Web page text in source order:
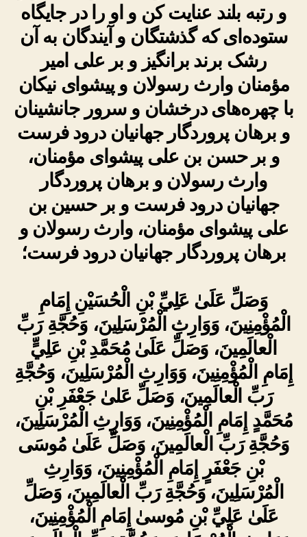
و رتبه بلند عنایت کن و او را در جایگاه
ستوده‌ای که گذشتگان و آیندگان به آن
رشک برند برانگیز و بر علی امیر
مؤمنان وارث رسولان و پیشوای نیکان
با چهره‌های درخشان و سرور جانشینان
و برهان پروردگار جهانیان درود فرست
و بر حسن بن علی پیشوای مؤمنان،
وارث رسولان و برهان پروردگار
جهانیان درود فرست و بر حسین بن
علی پیشوای مؤمنان، وارث رسولان و
برهان پروردگار جهانیان درود فرست؛
وَصَلِّ عَلَىٰ عَلِيِّ بْنِ الْحُسَيْنِ إِمَامِ
الْمُؤْمِنِينَ، وَوَارِثِ الْمُرْسَلِينَ، وَحُجَّةِ رَبِّ
الْعالَمِينَ، وَصَلِّ عَلَىٰ مُحَمَّدِ بْنِ عَلِيٍّ
إِمَامِ الْمُؤْمِنِينَ، وَوَارِثِ الْمُرْسَلِينَ، وَحُجَّةِ
رَبِّ الْعالَمِينَ، وَصَلِّ عَلىٰ جَعْفَرِ بْنِ
مُحَمَّدٍ إِمَامِ الْمُؤْمِنِينَ، وَوَارِثِ الْمُرْسَلِينَ،
وَحُجَّةِ رَبِّ الْعالَمِينَ، وَصَلِّ عَلَىٰ مُوسَى
بْنِ جَعْفَرٍ إِمَامِ الْمُؤْمِنِينَ، وَوَارِثِ
الْمُرْسَلِينَ، وَحُجَّةِ رَبِّ الْعالَمِينَ، وَصَلِّ
عَلَىٰ عَلِيِّ بْنِ مُوسىٰ إِمَامِ الْمُؤْمِنِينَ،